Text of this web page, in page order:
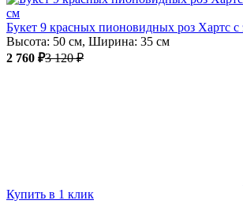
Букет 9 красных пионовидных роз Хартс с
Высота: 50 см, Ширина: 35 см
2 760 ₽3 120 ₽
Купить в 1 клик